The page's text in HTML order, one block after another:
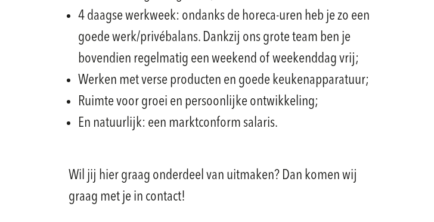
4 daagse werkweek: ondanks de horeca-uren heb je zo een
goede werk/privébalans. Dankzij ons grote team ben je
bovendien regelmatig een weekend of weekenddag vrij;
Werken met verse producten en goede keukenapparatuur;
Ruimte voor groei en persoonlijke ontwikkeling;
En natuurlijk: een marktconform salaris.
Wil jij hier graag onderdeel van uitmaken? Dan komen wij
graag met je in contact!